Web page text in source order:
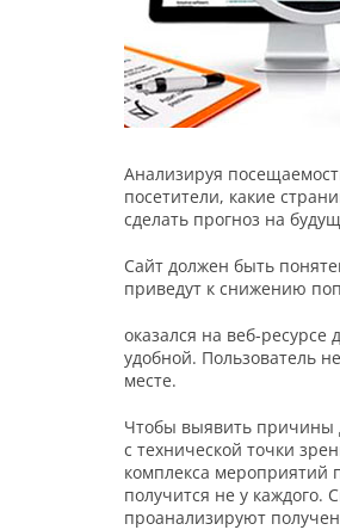
Анализируя
посетители, какие
сделать прогноз на
Сайт должен быть
приведут к снижению
оказался на веб-
удобной. Пользователь
месте.
Чтобы выявить причины
с технической точки
комплекса мероприятий
получится не у
проанализируют